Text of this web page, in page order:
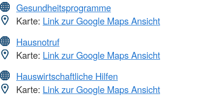
Gesundheitsprogramme
Karte: Link zur Google Maps Ansicht
Hausnotruf
Karte: Link zur Google Maps Ansicht
Hauswirtschaftliche Hilfen
Karte: Link zur Google Maps Ansicht